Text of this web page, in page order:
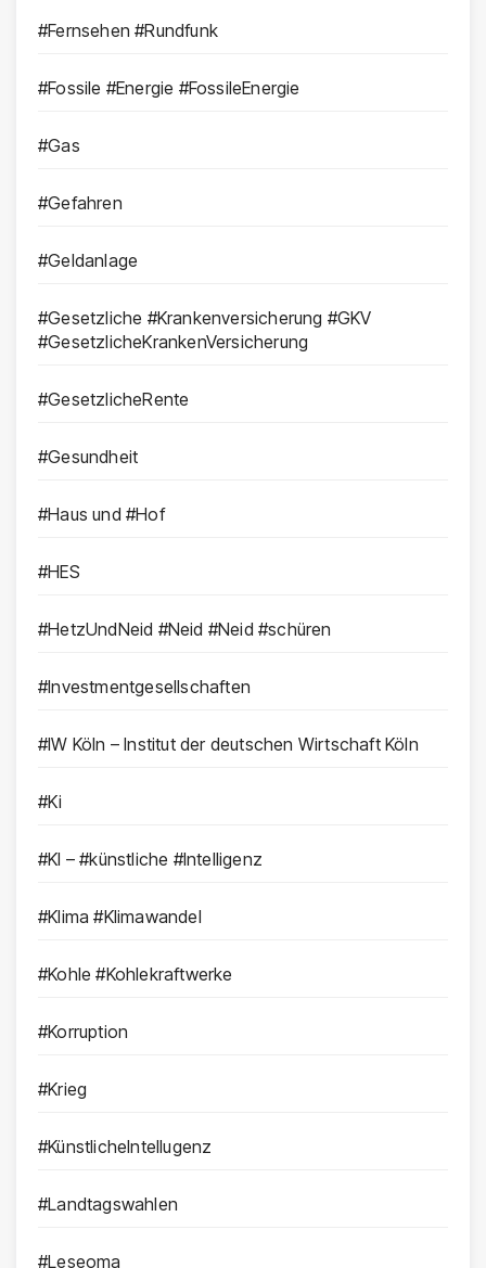
#Fernsehen #Rundfunk
#Fossile #Energie #FossileEnergie
#Gas
#Gefahren
#Geldanlage
#Gesetzliche #Krankenversicherung #GKV
#GesetzlicheKrankenVersicherung
#GesetzlicheRente
#Gesundheit
#Haus und #Hof
#HES
#HetzUndNeid #Neid #Neid #schüren
#Investmentgesellschaften
#IW Köln – Institut der deutschen Wirtschaft Köln
#Ki
#KI – #künstliche #Intelligenz
#Klima #Klimawandel
#Kohle #Kohlekraftwerke
#Korruption
#Krieg
#KünstlicheIntellugenz
#Landtagswahlen
#Leseoma